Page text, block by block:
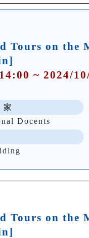
Tours on the
~ 2024/
Docents
Tours on the